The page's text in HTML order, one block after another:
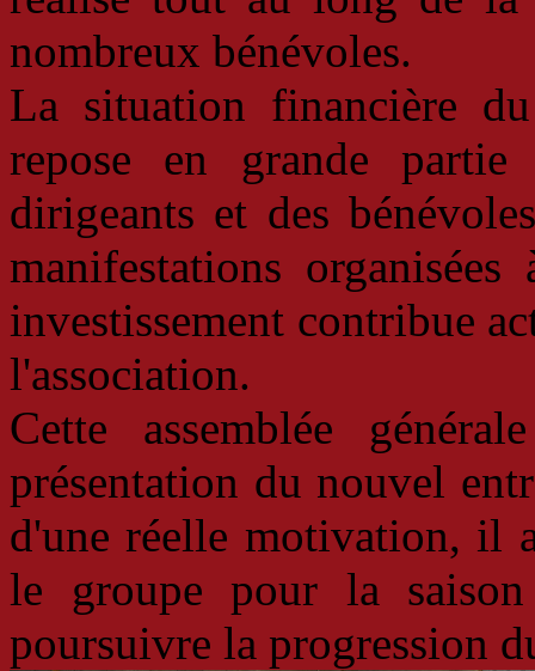
nombreux bénévoles.
La situation financière
repose en grande partie
dirigeants et des
manifestations
investissement contribue
l'association.
Cette assemblée
présentation du nouvel
d'une réelle motivation, il
le groupe pour la
poursuivre la progression